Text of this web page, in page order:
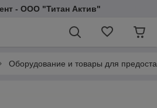
- ООО "Титан Актив"
Оборудование и товары для